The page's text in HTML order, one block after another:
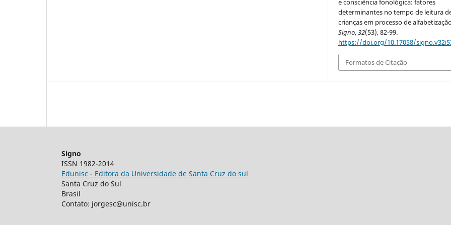
e consciência fonológica: fatores
determinantes no tempo de leitura
crianças em processo de
Signo,32(53), 82-99.
https://doi.org/10.17058/
Formatos de Citação
Signo
ISSN 1982-2014
Edunisc - Editora da Universidade de Santa Cruz do sul
Santa Cruz do Sul
Brasil
Contato: jorgesc@unisc.br